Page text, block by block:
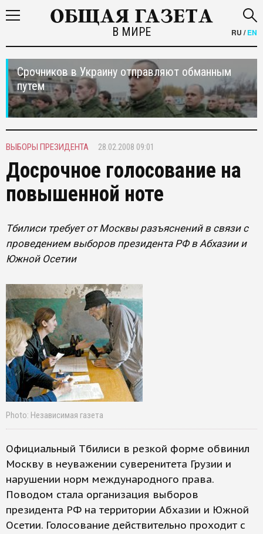
В МИРЕ RU /EN
Срочников в Украину отправляют обманным
путем
ВЫБОРЫ ПРЕЗИДЕНТА 28.02.2008 09:01
Досрочное голосование на
повышенной ноте
Тбилиси требует от Москвы разъяснений в связи с
проведением выборов президента РФ в Абхазии и
Южной Осетии
Photo: Независимая газета
Официальный Тбилиси в резкой форме обвинил
Москву в неуважении суверенитета Грузии и
нарушении норм международного права.
Поводом стала организация выборов
президента РФ на территории Абхазии и Южной
Осетии. Голосование действительно проходит с